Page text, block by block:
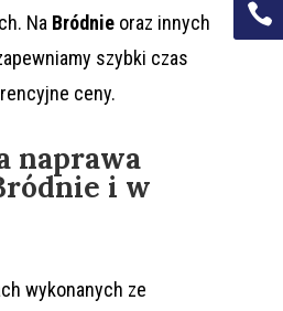
Na Bródnie oraz innych
szybki czas
ceny.
naprawa
i w
wykonanych ze
t